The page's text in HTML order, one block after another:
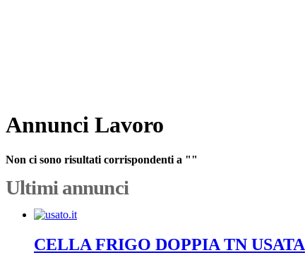
Annunci Lavoro
Non ci sono risultati corrispondenti a ""
Ultimi annunci
CELLA FRIGO DOPPIA TN USATA